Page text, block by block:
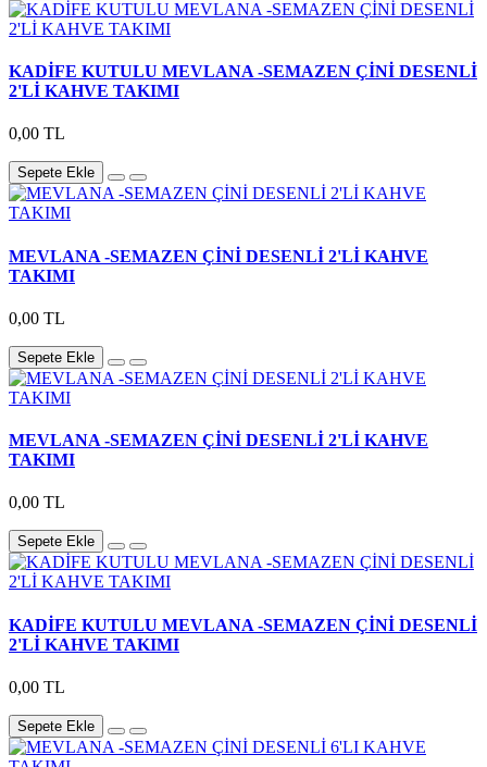
KADİFE KUTULU MEVLANA -SEMAZEN ÇİNİ DESENLİ
2'Lİ KAHVE TAKIMI
0,00 TL
Sepete Ekle
MEVLANA -SEMAZEN ÇİNİ DESENLİ 2'Lİ KAHVE
TAKIMI
0,00 TL
Sepete Ekle
MEVLANA -SEMAZEN ÇİNİ DESENLİ 2'Lİ KAHVE
TAKIMI
0,00 TL
Sepete Ekle
KADİFE KUTULU MEVLANA -SEMAZEN ÇİNİ DESENLİ
2'Lİ KAHVE TAKIMI
0,00 TL
Sepete Ekle